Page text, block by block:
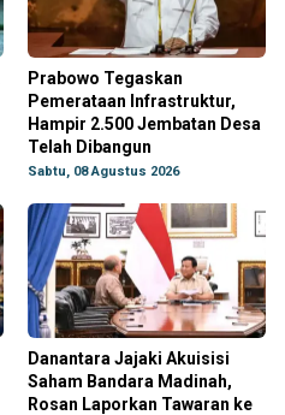
Prabowo Tegaskan
Pemerataan Infrastruktur,
Hampir 2.500 Jembatan Desa
Telah Dibangun
Sabtu, 08 Agustus 2026
Danantara Jajaki Akuisisi
Saham Bandara Madinah,
Rosan Laporkan Tawaran ke